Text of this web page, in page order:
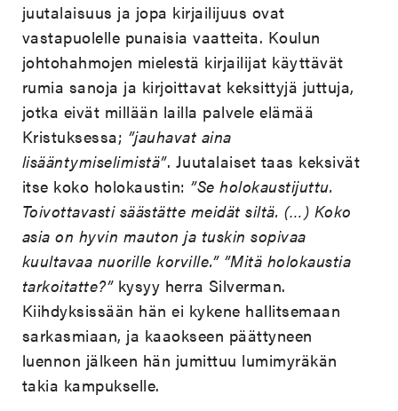
juutalaisuus ja jopa kirjailijuus ovat
vastapuolelle punaisia vaatteita. Koulun
johtohahmojen mielestä kirjailijat käyttävät
rumia sanoja ja kirjoittavat keksittyjä juttuja,
jotka eivät millään lailla palvele elämää
Kristuksessa; ”jauhavat aina
lisääntymiselimistä”. Juutalaiset taas keksivät
itse koko holokaustin: ”Se holokaustijuttu.
Toivottavasti säästätte meidät siltä. (…) Koko
asia on hyvin mauton ja tuskin sopivaa
kuultavaa nuorille korville.” ”Mitä holokaustia
tarkoitatte?”kysyy herra Silverman.
Kiihdyksissään hän ei kykene hallitsemaan
sarkasmiaan, ja kaaokseen päättyneen
luennon jälkeen hän jumittuu lumimyräkän
takia kampukselle.